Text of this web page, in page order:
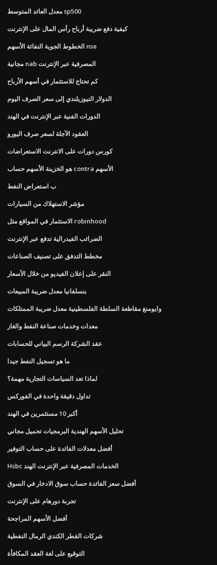
معدل العائد المتوسط ​​sp500
كيفية دفع ضريبة أرباح رأس المال على الإنترنت
الخطوط الجوية النفاثة الأسهم nse
مجانية nab المصرفية عبر الإنترنت
كم تحتاج للاستثمار في أسهم الأرباح
الدولار النيوزيلندي إلى سعر الصرف اليوم
الدورات الفنية عبر الإنترنت في الهند
العقود الآجلة لسعر صرف اليورو
كورس دورات على الانترنت الاستعراضات
هو الخزينة الأسهم حساب contra الأسهم
ب استعراض النفط
مؤشر الاستهلاك من السيارات
الاستثمار في المواقع مثل robinhood
الضرائب الفيدرالية تدفع عبر الإنترنت
مخطط التدفق على تصنيف الصناعات
النقر على إعلان الفيديو من خلال الأسعار
بنسلفانيا معدل ضريبة المبيعات
وايومنغ مقاطعة السلطة الفلسطينية معدل ضريبة الممتلكات
معدات وخدمات صناعة النفط والغاز
عقد الشركة الرسم البياني للحسابات
ما هو تسجيل النفط جيدا
لماذا تعد السياسات التجارية مهمة؟
تداول دقيقة واحدة في الفوركس
أكبر 10 مستثمرين في الهند
تحليل الأسهم الهندية البرمجيات تحميل مجاني
أفضل معدلات الفائدة على حساب التوفير
Hsbc الخدمات المصرفية عبر الإنترنت الهند
أفضل سعر الفائدة حساب سوق الادخار في السوق
تجربة دورهام على الإنترنت
أفضل الأسهم المراجحة
شركات القطر الكندي الرمال النفطية
التوقيع على لغة العقد المكافأة